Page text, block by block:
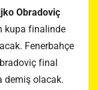
Obradoviç
kupa finalinde
Fenerbahçe
final
demiş olacak.